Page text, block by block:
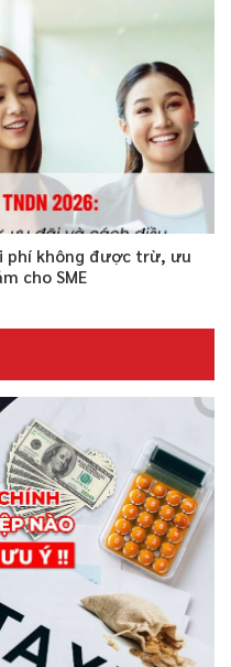
phí không được trừ, ưu
cho SME